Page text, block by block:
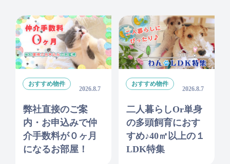
おすすめ物件
2026.8.7
弊社直接のご案
内・お申込みで仲
介手数料が０ヶ月
になるお部屋！
おすすめ物件
2026.8.7
二人暮らしor単身
の多頭飼育におす
すめ♪40㎡以上の１
LDK特集